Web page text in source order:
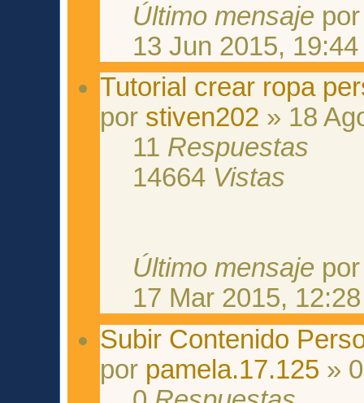
Último mensaje
13 Jun 2015, 19:44
Tutorial crear ropa
por stiven202 » 18
11 Respuestas
14664 Vistas
Último mensaje
17 Mar 2015, 12:28
Subir Contenido
por pamela.17.125 »